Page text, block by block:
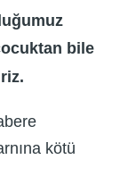
bile
kötü